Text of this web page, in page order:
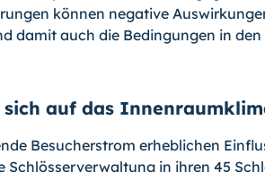
können negative
damit auch die Bedingungen in
auf das
Besucherstrom erheblichen
Schlösserverwaltung in ihren 45